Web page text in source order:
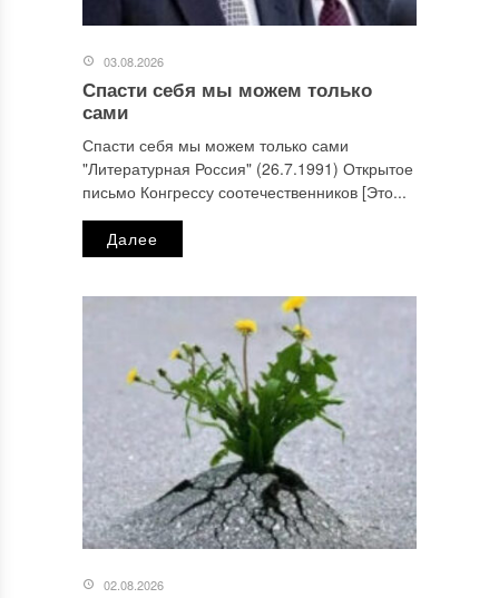
03.08.2026
Спасти себя мы можем только
сами
Спасти себя мы можем только сами
"Литературная Россия" (26.7.1991) Открытое
письмо Конгрессу соотечественников [Это...
Далее
02.08.2026